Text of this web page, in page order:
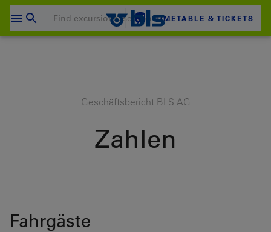
Skip
content
TIMETABLE & TICKETS
Geschäftsbericht BLS AG
Zahlen
Fahrgäste